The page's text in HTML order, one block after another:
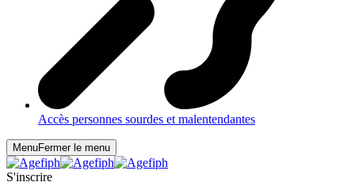
Accès personnes sourdes et malentendantes
MenuFermer le menu
S'inscrire